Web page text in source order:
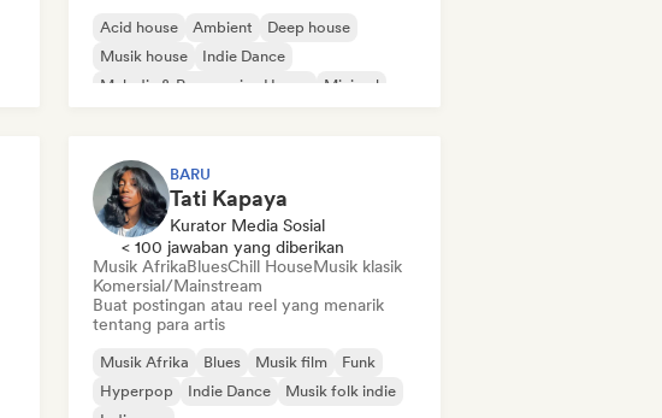
Acid house Ambient
Deep house
Musik house
Indie Dance
Melodic & Progressive House
Minimal
BARU
Tati Kapaya
Kurator Media Sosial
< 100 jawaban yang diberikan
Musik AfrikaBluesChill HouseMusik klasik
Komersial/Mainstream
Buat postingan atau reel yang menarik
tentang para artis
Musik Afrika Blues Musik film
Funk
Hyperpop
Indie Dance
Musik folk indie